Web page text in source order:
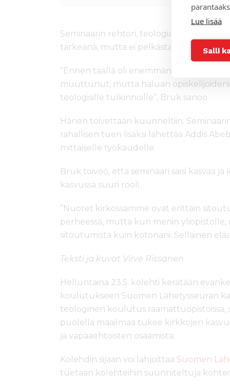
Lue lisää
Salli
Seminaarin rehtori, teologian tohtori
tärkeänä, mutta ei pelkästään rahan takia.
”Ennen täällä oli enemmän ulkomaalaisia
muuttunut, mutta haluan
teologisille tulkinnoille”, Bruk sanoo.
Hänen toivettaan kuunneltiin:
rahallisen tuen lisäksi lähettää Addis
mittaiselle työkaudelle.
Bruk toivoo, että seminaari saisi kasvaa
kasvussa suuri rooli.
”Nuoret kirkossamme ovat erittäin
perheessä, mutta kun menin yliopistolle,
sitoutumista kuin kotonani. Sellainen
Teksti ja kuvat Virve Rissanen
Helluntaina 23.5. kolehti kerätään
koulutukseen Suomen Lähetysseuran
teologinen koulutus raamattuopistoissa,
puolella maailmaa tukee kirkkojen
ja vapaaehtoisten osaamista.
Kolehdin sijaan voi lahjoittaa Suomen
tuetaan kolehteihin suunniteltuja